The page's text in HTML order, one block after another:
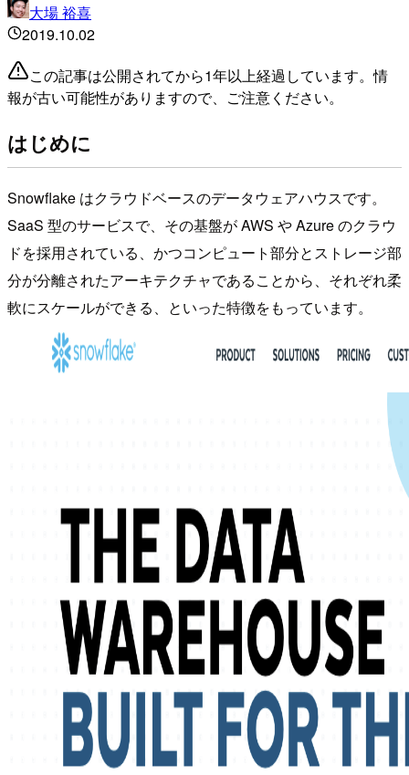
大場 裕喜
2019.10.02
この記事は公開されてから1年以上経過しています。情
報が古い可能性がありますので、ご注意ください。
はじめに
Snowflake はクラウドベースのデータウェアハウスです。
SaaS 型のサービスで、その基盤が AWS や Azure のクラウ
ドを採用されている、かつコンピュート部分とストレージ部
分が分離されたアーキテクチャであることから、それぞれ柔
軟にスケールができる、といった特徴をもっています。